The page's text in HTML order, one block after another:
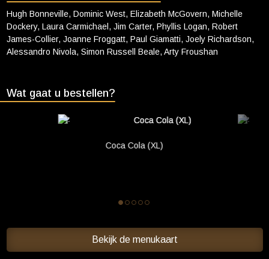
Eten en drinken
Vacatures
Contact
Tarieven
Hugh Bonneville, Dominic West, Elizabeth McGovern, Michelle
Dockery, Laura Carmichael, Jim Carter, Phyllis Logan, Robert
James-Collier, Joanne Froggatt, Paul Giamatti, Joely Richardson,
Alessandro Nivola, Simon Russell Beale, Arty Froushan
Wat gaat u bestellen?
Coca Cola (XL)
Bekijk de menukaart